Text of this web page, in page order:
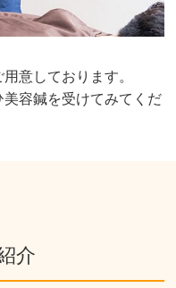
用意しております。
容鍼を受けてみてくだ
介